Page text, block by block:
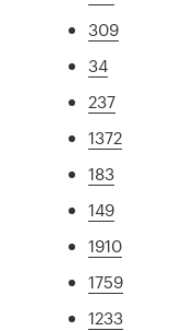
309
34
237
1372
183
149
1910
1759
1233